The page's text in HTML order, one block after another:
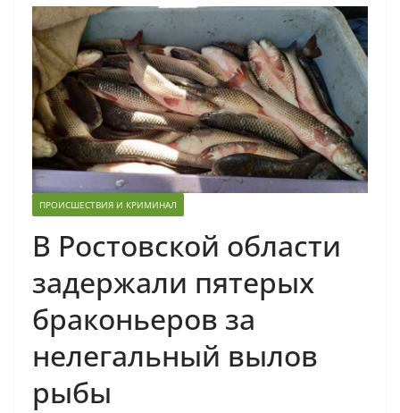
ПРОИСШЕСТВИЯ И КРИМИНАЛ
В Ростовской области
задержали пятерых
браконьеров за
нелегальный вылов
рыбы